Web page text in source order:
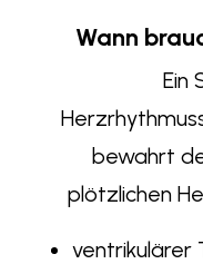
Wann
Ein
bewahrt
plötzlichen
ventrikulärer